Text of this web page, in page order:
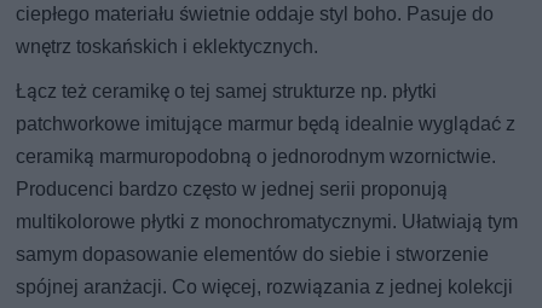
ciepłego materiału świetnie oddaje styl boho. Pasuje do
wnętrz toskańskich i eklektycznych.
Łącz też ceramikę o tej samej strukturze np. płytki
patchworkowe imitujące marmur będą idealnie wyglądać z
ceramiką marmuropodobną o jednorodnym wzornictwie.
Producenci bardzo często w jednej serii proponują
multikolorowe płytki z monochromatycznymi. Ułatwiają tym
samym dopasowanie elementów do siebie i stworzenie
spójnej aranżacji. Co więcej, rozwiązania z jednej kolekcji